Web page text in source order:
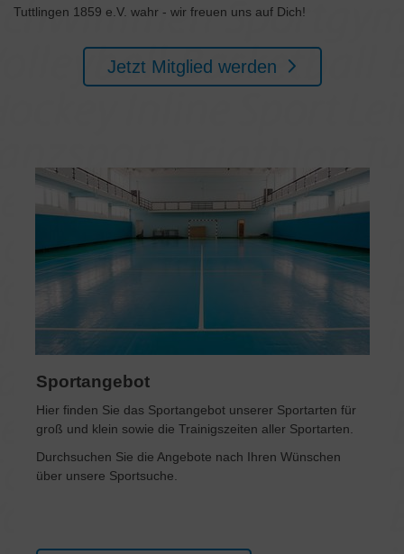
Tuttlingen 1859 e.V. wahr - wir freuen uns auf Dich!
Jetzt Mitglied werden
Sportangebot
Hier finden Sie das Sportangebot unserer Sportarten für
groß und klein sowie die Trainigszeiten aller Sportarten.
Durchsuchen Sie die Angebote nach Ihren Wünschen
über unsere Sportsuche.